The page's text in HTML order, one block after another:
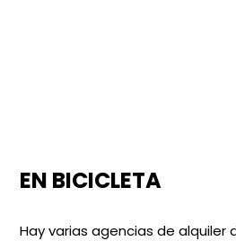
EN BICICLETA
Hay varias agencias de alquiler